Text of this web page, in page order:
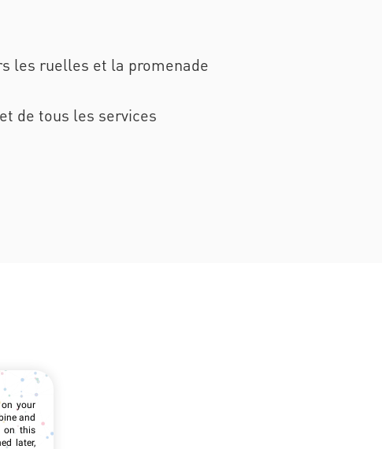
les ruelles et la promenade
de tous les services
your
and
on this
later,